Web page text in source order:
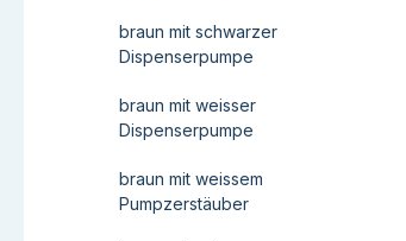
braun mit schwarzer
Dispenserpumpe
braun mit weisser
Dispenserpumpe
braun mit weissem
Pumpzerstäuber